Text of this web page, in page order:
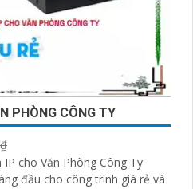
PHÒNG CÔNG TY
cho Văn Phòng Công Ty
đầu cho công trình giá rẻ và